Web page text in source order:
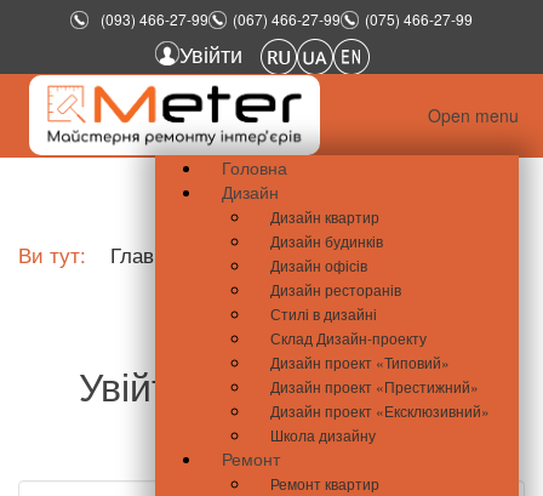
(093) 466-27-99 (067) 466-27-99 (075) 466-27-99
Увійти
Open menu
Головна
Дизайн
Дизайн квартир
Дизайн будинків
Дизайн офісів
Дизайн ресторанів
Стилі в дизайні
Склад Дизайн-проекту
Дизайн проект «Типовий»
Дизайн проект «Престижний»
Дизайн проект «Ексклюзивний»
Школа дизайну
Ремонт
Ремонт квартир
Ви тут: Главная Увійти
Увійти - meter.com.ua